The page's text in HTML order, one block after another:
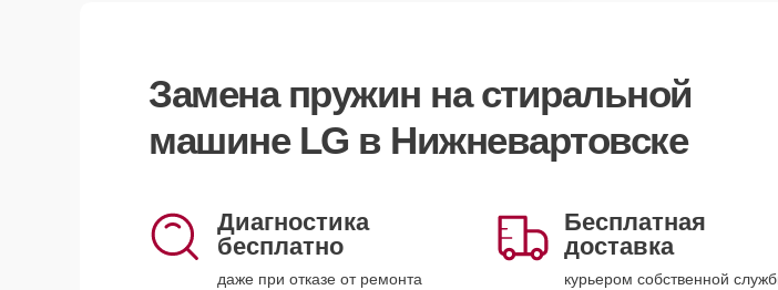
Замена пружин на стиральной
машине LG в Нижневартовске
Диагностика
бесплатно
даже при отказе от ремонта
Бесплатная
доставка
курьером собственной